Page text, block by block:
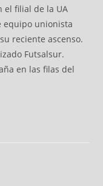
el filial de la UA
equipo unionista
reciente ascenso.
Futsalsur.
en las filas del